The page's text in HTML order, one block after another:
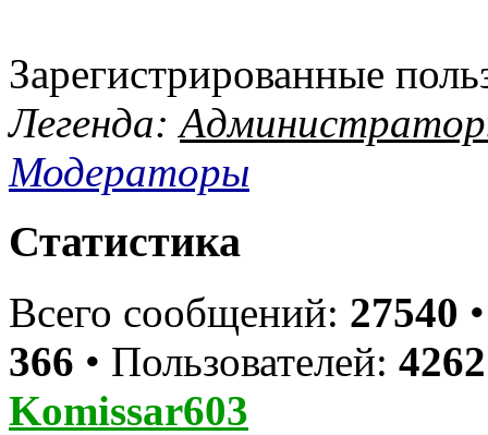
Зарегистрированные
Легенда:
Модераторы
Статистика
Всего сообщений: 27540
366 • Пользователей: 4262
Komissar603